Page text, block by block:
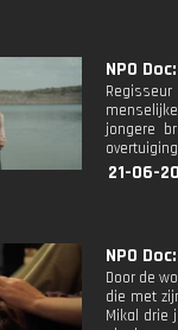
NPO
jongere
21-06-
NPO
Door de
die met
Mikal drie